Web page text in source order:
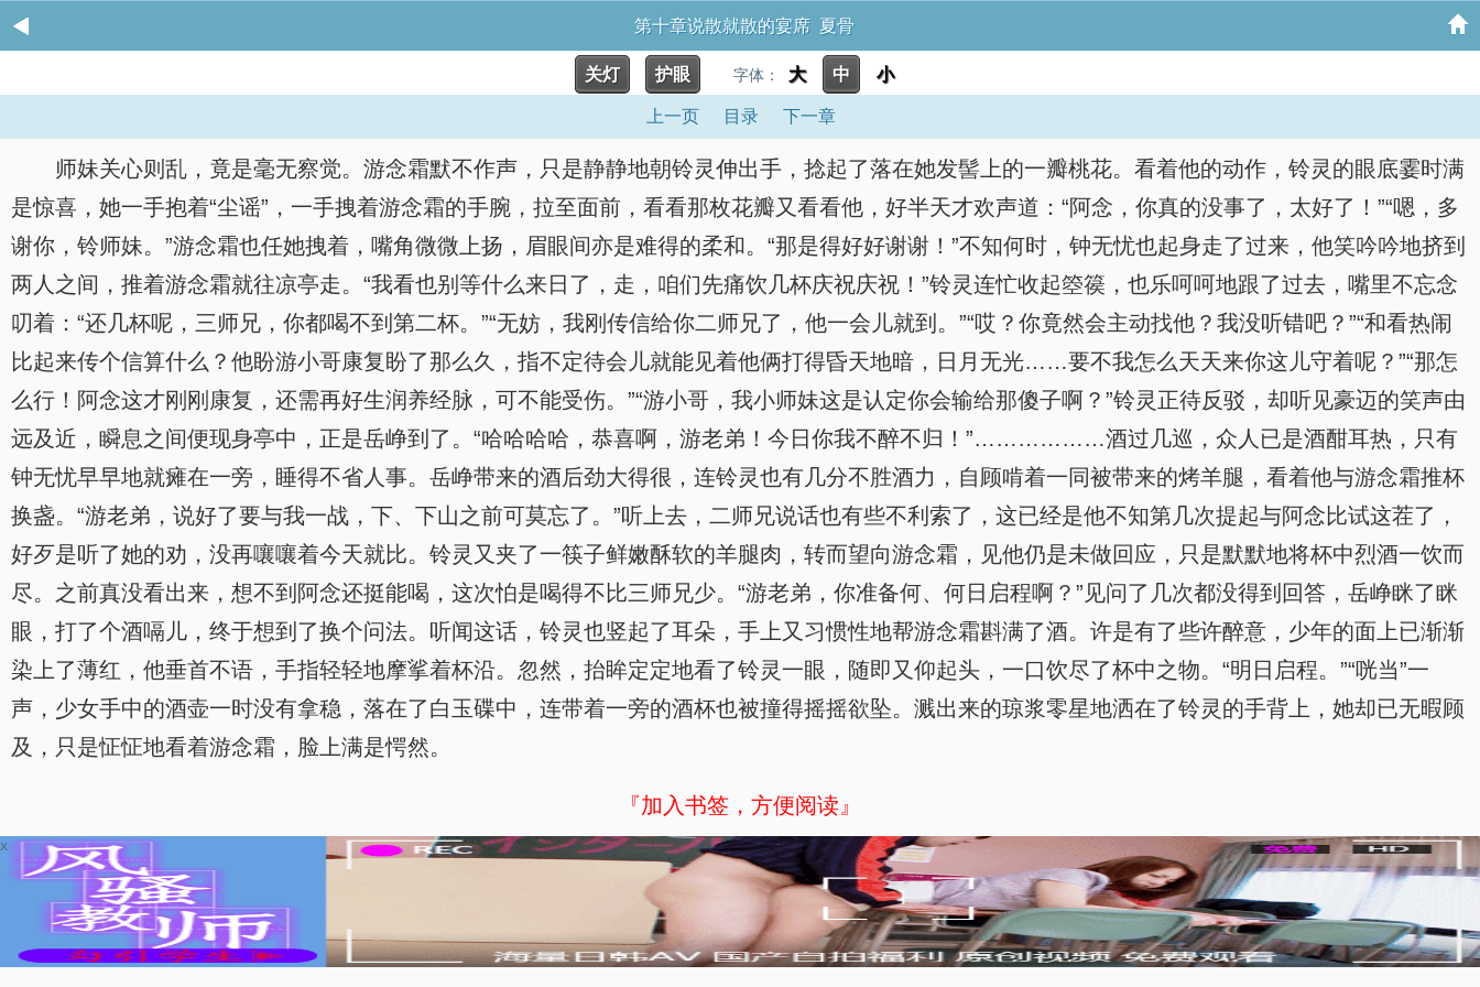
第十章说散就散的宴席 夏骨
关灯 护眼 字体： 大 中 小
上一页 目录 下一章
师妹关心则乱，竟是毫无察觉。游念霜默不作声，只是静静地朝铃灵伸出手，捻起了落在她发髻上的一瓣桃花。看着他的动作，铃灵的眼底霎时满
是惊喜，她一手抱着“尘谣”，一手拽着游念霜的手腕，拉至面前，看看那枚花瓣又看看他，好半天才欢声道：“阿念，你真的没事了，太好了！”“嗯，多
谢你，铃师妹。”游念霜也任她拽着，嘴角微微上扬，眉眼间亦是难得的柔和。“那是得好好谢谢！”不知何时，钟无忧也起身走了过来，他笑吟吟地挤到
两人之间，推着游念霜就往凉亭走。“我看也别等什么来日了，走，咱们先痛饮几杯庆祝庆祝！”铃灵连忙收起箜篌，也乐呵呵地跟了过去，嘴里不忘念
叨着：“还几杯呢，三师兄，你都喝不到第二杯。”“无妨，我刚传信给你二师兄了，他一会儿就到。”“哎？你竟然会主动找他？我没听错吧？”“和看热闹
比起来传个信算什么？他盼游小哥康复盼了那么久，指不定待会儿就能见着他俩打得昏天地暗，日月无光……要不我怎么天天来你这儿守着呢？”“那怎
么行！阿念这才刚刚康复，还需再好生润养经脉，可不能受伤。”“游小哥，我小师妹这是认定你会输给那傻子啊？”铃灵正待反驳，却听见豪迈的笑声由
远及近，瞬息之间便现身亭中，正是岳峥到了。“哈哈哈哈，恭喜啊，游老弟！今日你我不醉不归！”………………酒过几巡，众人已是酒酣耳热，只有
钟无忧早早地就瘫在一旁，睡得不省人事。岳峥带来的酒后劲大得很，连铃灵也有几分不胜酒力，自顾啃着一同被带来的烤羊腿，看着他与游念霜推杯
换盏。“游老弟，说好了要与我一战，下、下山之前可莫忘了。”听上去，二师兄说话也有些不利索了，这已经是他不知第几次提起与阿念比试这茬了，
好歹是听了她的劝，没再嚷嚷着今天就比。铃灵又夹了一筷子鲜嫩酥软的羊腿肉，转而望向游念霜，见他仍是未做回应，只是默默地将杯中烈酒一饮而
尽。之前真没看出来，想不到阿念还挺能喝，这次怕是喝得不比三师兄少。“游老弟，你准备何、何日启程啊？”见问了几次都没得到回答，岳峥眯了眯
眼，打了个酒嗝儿，终于想到了换个问法。听闻这话，铃灵也竖起了耳朵，手上又习惯性地帮游念霜斟满了酒。许是有了些许醉意，少年的面上已渐渐
染上了薄红，他垂首不语，手指轻轻地摩挲着杯沿。忽然，抬眸定定地看了铃灵一眼，随即又仰起头，一口饮尽了杯中之物。“明日启程。”“咣当”一
声，少女手中的酒壶一时没有拿稳，落在了白玉碟中，连带着一旁的酒杯也被撞得摇摇欲坠。溅出来的琼浆零星地洒在了铃灵的手背上，她却已无暇顾
及，只是怔怔地看着游念霜，脸上满是愕然。
『加入书签，方便阅读』
x